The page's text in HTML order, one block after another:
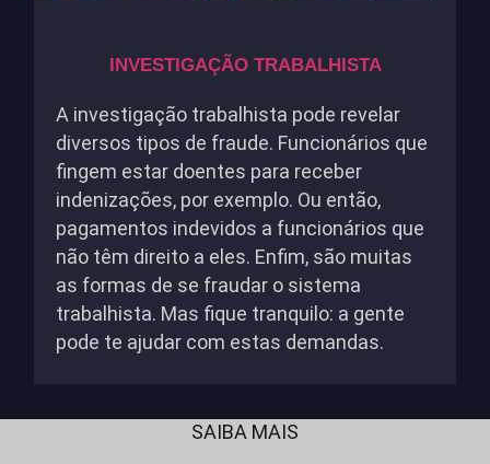
INVESTIGAÇÃO TRABALHISTA
A investigação trabalhista pode revelar
diversos tipos de fraude. Funcionários que
fingem estar doentes para receber
indenizações, por exemplo. Ou então,
pagamentos indevidos a funcionários que
não têm direito a eles. Enfim, são muitas
as formas de se fraudar o sistema
trabalhista. Mas fique tranquilo: a gente
pode te ajudar com estas demandas.
SAIBA MAIS